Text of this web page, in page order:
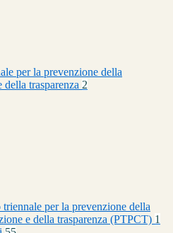
per la prevenzione della
della trasparenza 2
triennale per la prevenzione della
e della trasparenza (PTPCT) 1